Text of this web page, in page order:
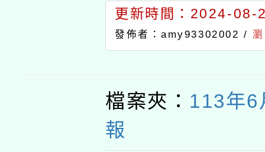
更新時間：2024-08-
發佈者：amy93302002 /
檔案夾： 113年6
報